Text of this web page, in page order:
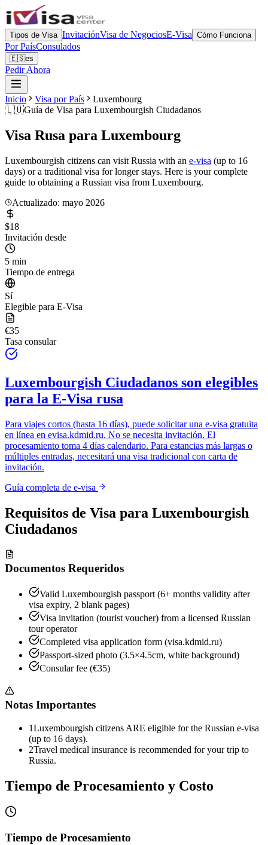
Tipos de Visa InvitaciónVisa de NegociosE-Visa Cómo Funciona
Por PaísConsulados
🇪🇸es
Pedir Ahora
Inicio Visa por País
Luxembourg
🇱🇺Guía de Visa para Luxembourgish Ciudadanos
Visa Rusa para Luxembourg
Luxembourgish citizens can visit Russia with an e-visa (up to 16
days) or a traditional visa for longer stays. Here is your complete
guide to obtaining a Russian visa from Luxembourg.
Actualizado: mayo 2026
$18
Invitación desde
5 min
Tiempo de entrega
Sí
Elegible para E-Visa
€35
Tasa consular
Luxembourgish Ciudadanos son elegibles
para la E-Visa rusa
Para viajes cortos (hasta 16 días), puede solicitar una e-visa gratuita
en línea en evisa.kdmid.ru. No se necesita invitación. El
procesamiento toma 4 días calendario. Para estancias más largas o
múltiples entradas, necesitará una visa tradicional con carta de
invitación.
Guía completa de e-visa
Requisitos de Visa para Luxembourgish
Ciudadanos
Documentos Requeridos
Valid Luxembourgish passport (6+ months validity after
visa expiry, 2 blank pages)
Visa invitation (tourist voucher) from a licensed Russian
tour operator
Completed visa application form (visa.kdmid.ru)
Passport-sized photo (3.5×4.5cm, white background)
Consular fee (€35)
Notas Importantes
1Luxembourgish citizens ARE eligible for the Russian e-visa
(up to 16 days).
2Travel medical insurance is recommended for your trip to
Russia.
Tiempo de Procesamiento y Costo
Tiempo de Procesamiento